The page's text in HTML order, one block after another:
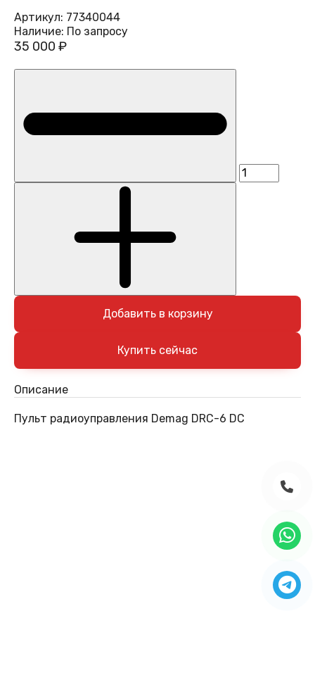
Артикул: 77340044
Наличие: По запросу
35 000 ₽
Добавить в корзину
Описание
Пульт радиоуправления Demag DRC-6 DC